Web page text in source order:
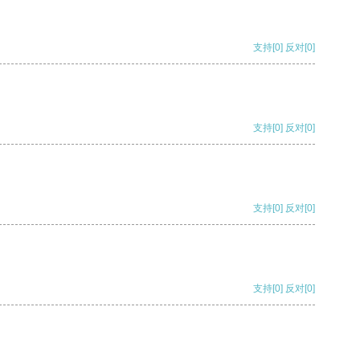
支持[0] 反对[0]
支持[0] 反对[0]
支持[0] 反对[0]
支持[0] 反对[0]